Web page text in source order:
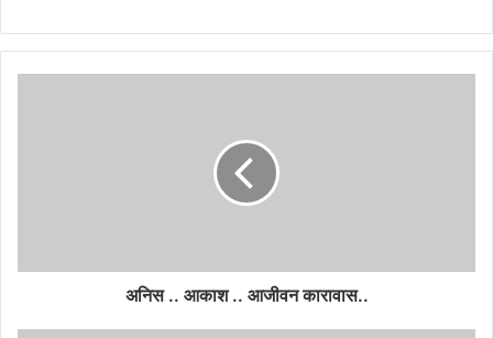
अनिस .. आकाश .. आजीवन कारावास..